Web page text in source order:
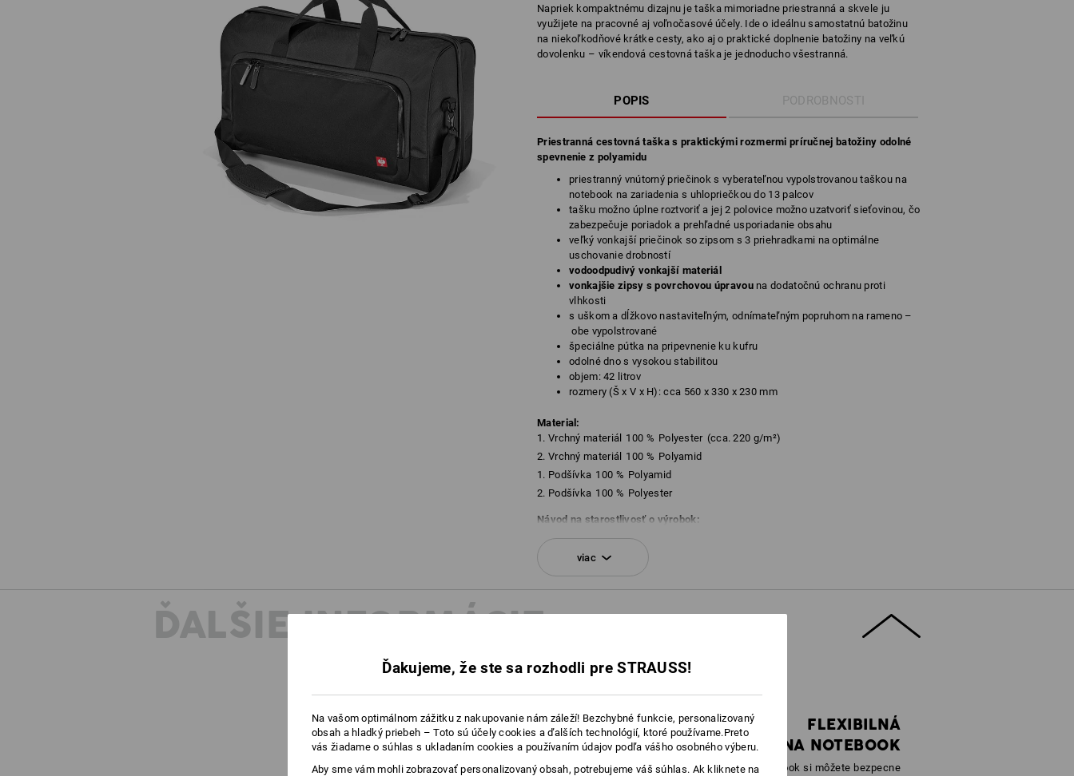
Napriek kompaktnému dizajnu je taška mimoriadne priestranná a skvele ju
využijete na pracovné aj voľnočasové účely. Ide o ideálnu samostatnú batožinu
na niekoľkodňové krátke cesty, ako aj o praktické doplnenie batožiny na veľkú
dovolenku – víkendová cestovná taška je jednoducho všestranná.
POPIS PODROBNOSTI
Priestranná cestovná taška s praktickými rozmermi príručnej batožiny odolné
spevnenie z polyamidu
priestranný vnútorný priečinok s vyberateľnou vypolstrovanou taškou na
notebook na zariadenia s uhlopriečkou do 13 palcov
tašku možno úplne roztvoriť a jej 2 polovice možno uzatvoriť sieťovinou, čo
zabezpečuje poriadok a prehľadné usporiadanie obsahu
veľký vonkajší priečinok so zipsom s 3 priehradkami na optimálne
uschovanie drobností
vodoodpudivý vonkajší materiál
vonkajšie zipsy s povrchovou úpravouna dodatočnú ochranu proti
vlhkosti
s uškom a dĺžkovo nastaviteľným, odnímateľným popruhom na rameno –
obe vypolstrované
špeciálne pútka na pripevnenie ku kufru
odolné dno s vysokou stabilitou
objem: 42 litrov
rozmery (Š x V x H): cca 560 x 330 x 230 mm
Material:
1. Vrchný materiál 100 % Polyester (cca. 220 g/m²)
2. Vrchný materiál 100 % Polyamid
1. Podšívka 100 % Polyamid
2. Podšívka 100 % Polyester
Návod na starostlivosť o výrobok:
Neperte
Nesušte v sušičke
Chemicky nečistiť
Prispôsobenie:
Logoservice
viac
ĎALŠIE INFORMÁCIE
FLEXIBILNÁ
TAŠKA NA NOTEBOOK
Do vyberatelnej tašky na notebook si môžete bezpecne
Ďakujeme, že ste sa rozhodli pre STRAUSS!
Na vašom optimálnom zážitku z nakupovanie nám záleží! Bezchybné funkcie, personalizovaný
obsah a hladký priebeh – Toto sú účely cookies a ďalších technológií, ktoré používame.Preto
vás žiadame o súhlas s ukladaním cookies a používaním údajov podľa vášho osobného výberu.
Aby sme vám mohli zobrazovať personalizovaný obsah, potrebujeme váš súhlas. Ak kliknete na